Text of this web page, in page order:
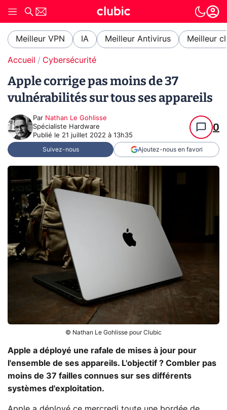
Meilleur VPN IA Meilleur Antivirus Meilleur
Accueil Cybersécurité
Apple corrige pas moins de 37
vulnérabilités sur tous ses appareils
Par Nathan Le Gohlisse
Spécialiste Hardware
Publié le 21 juillet 2022 à 13h35
0
Suivez-nous Ajoutez-nous en favori
© Nathan Le Gohlisse pour Clubic
Apple a déployé une rafale de mises à jour pour
l'ensemble de ses appareils. L'objectif ? Combler pas
moins de 37 failles connues sur ses différents
systèmes d'exploitation.